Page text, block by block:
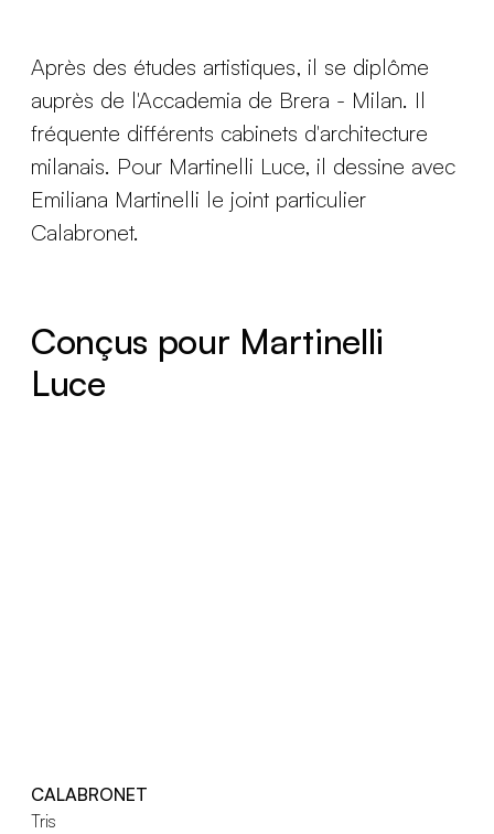
Après des études artistiques, il se diplôme
auprès de l'Accademia de Brera - Milan. Il
fréquente différents cabinets d'architecture
milanais. Pour Martinelli Luce, il dessine avec
Emiliana Martinelli le joint particulier
Calabronet.
Conçus pour Martinelli
Luce
CALABRONET
Tris